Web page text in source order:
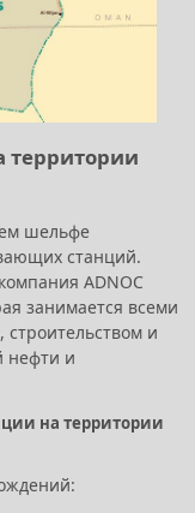
шельфе
станций.
ADNOC
занимается всеми
и
нефти и
на территории